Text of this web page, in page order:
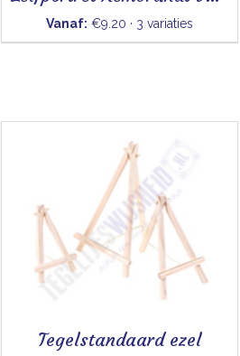
Vanaf: €9.20 · 3 variaties
Tegelstandaard ezel